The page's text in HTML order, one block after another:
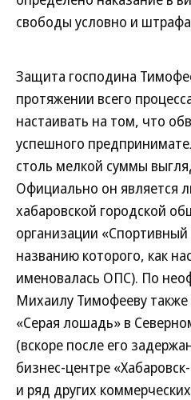
свободы условно и
Защита господина
протяжении всего
настаивать на том, что
успешного
столь мелкой суммы
Официально он является
хабаровской городской
организации
названию которого, как
именовалась ОПС). По
Михаилу Тимофееву
«Серая лошадь» в
(вскоре после его
бизнес-центре
и ряд других